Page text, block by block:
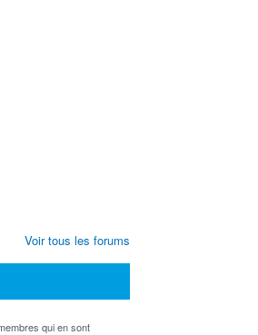
qui en sont
Voir tous les forums